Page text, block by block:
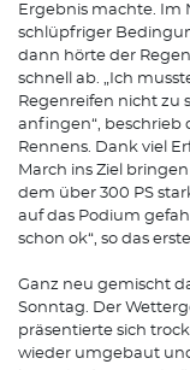
Ergebnis machte. Im
schlüpfriger
dann hörte der
schnell ab. „Ich
Regenreifen nicht zu
anfingen“, beschrieb
Rennens. Dank viel
March ins Ziel
dem über 300 PS
auf das Podium
schon ok“, so das
Ganz neu gemischt
Sonntag. Der
präsentierte sich
wieder umgebaut